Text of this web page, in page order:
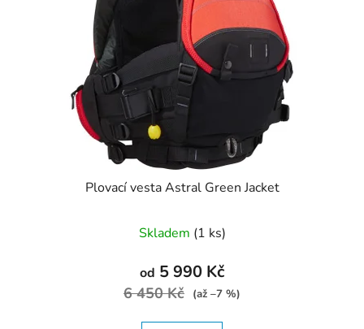
Plovací vesta Astral Green Jacket
Skladem (1 ks)
od 5 990 Kč
6 450 Kč (až –7 %)